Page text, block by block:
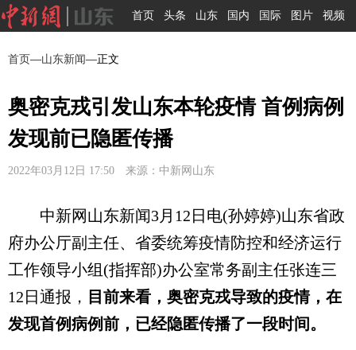
首页 头条 山东 国内 国际 图片 视频
首页—山东新闻—正文
奥密克戎引发山东本轮疫情 首例病例
发现前已隐匿传播
2022年03月12日 17:50 来源：中新网山东
中新网山东新闻3月12日电(孙婷婷)山东省政
府办公厅副主任、省委统筹疫情防控和经济运行
工作领导小组(指挥部)办公室常务副主任张连三
12日通报， 目前来看，奥密克戎导致的疫情，在
发现首例病例前，已经隐匿传播了一段时间。